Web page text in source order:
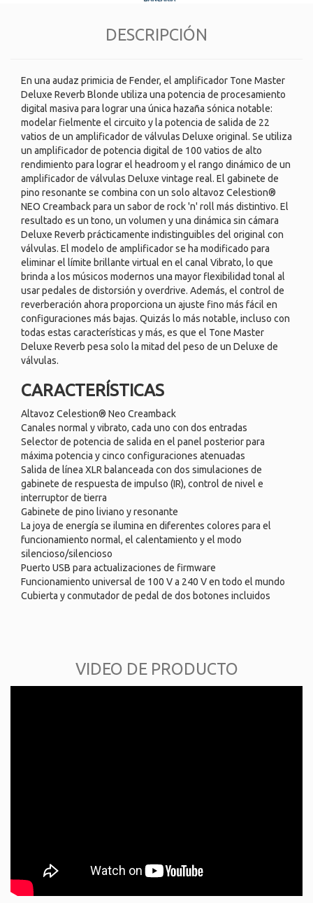
DESCRIPCIÓN
En una audaz primicia de Fender, el amplificador Tone Master
Deluxe Reverb Blonde utiliza una potencia de procesamiento
digital masiva para lograr una única hazaña sónica notable:
modelar fielmente el circuito y la potencia de salida de 22
vatios de un amplificador de válvulas Deluxe original. Se utiliza
un amplificador de potencia digital de 100 vatios de alto
rendimiento para lograr el headroom y el rango dinámico de un
amplificador de válvulas Deluxe vintage real. El gabinete de
pino resonante se combina con un solo altavoz Celestion®
NEO Creamback para un sabor de rock 'n' roll más distintivo. El
resultado es un tono, un volumen y una dinámica sin cámara
Deluxe Reverb prácticamente indistinguibles del original con
válvulas. El modelo de amplificador se ha modificado para
eliminar el límite brillante virtual en el canal Vibrato, lo que
brinda a los músicos modernos una mayor flexibilidad tonal al
usar pedales de distorsión y overdrive. Además, el control de
reverberación ahora proporciona un ajuste fino más fácil en
configuraciones más bajas. Quizás lo más notable, incluso con
todas estas características y más, es que el Tone Master
Deluxe Reverb pesa solo la mitad del peso de un Deluxe de
válvulas.
CARACTERÍSTICAS
Altavoz Celestion® Neo Creamback
Canales normal y vibrato, cada uno con dos entradas
Selector de potencia de salida en el panel posterior para
máxima potencia y cinco configuraciones atenuadas
Salida de línea XLR balanceada con dos simulaciones de
gabinete de respuesta de impulso (IR), control de nivel e
interruptor de tierra
Gabinete de pino liviano y resonante
La joya de energía se ilumina en diferentes colores para el
funcionamiento normal, el calentamiento y el modo
silencioso/silencioso
Puerto USB para actualizaciones de firmware
Funcionamiento universal de 100 V a 240 V en todo el mundo
Cubierta y conmutador de pedal de dos botones incluidos
VIDEO DE PRODUCTO